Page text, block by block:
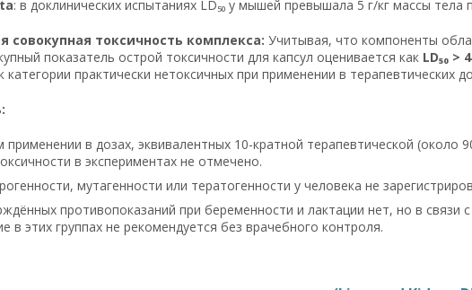
: в доклинических испытаниях LD₅₀ у мышей превышала 5 г/кг массы
совокупная токсичность комплекса: Учитывая, что компоненты
показатель острой токсичности для капсул оценивается как LD₅₀
категории практически нетоксичных при применении в терапевтических
в дозах, эквивалентных 10-кратной терапевтической (около
в экспериментах не отмечено.
мутагенности или тератогенности у человека не
противопоказаний при беременности и лактации нет, но в связи
в этих группах не рекомендуется без врачебного контроля.